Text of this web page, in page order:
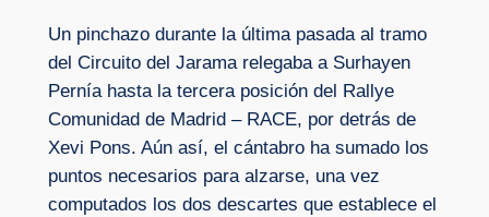
Un pinchazo durante la última pasada al tramo
del Circuito del Jarama relegaba a Surhayen
Pernía hasta la tercera posición del Rallye
Comunidad de Madrid – RACE, por detrás de
Xevi Pons. Aún así, el cántabro ha sumado los
puntos necesarios para alzarse, una vez
computados los dos descartes que establece el